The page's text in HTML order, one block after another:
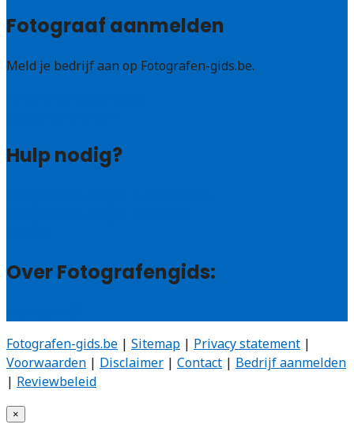
Fotograaf aanmelden
Meld je bedrijf aan op Fotografen-gids.be.
Hulp nodig?
Over Fotografengids:
Fotografen-gids.be | Sitemap | Privacy statement |
Voorwaarden | Disclaimer | Contact | Bedrijf aanmelden
| Reviewbeleid
×